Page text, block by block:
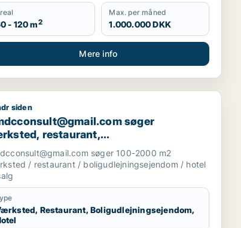
- 120 m2
Max. per måned
1.000.000 DKK
Mere info
til salg i Storkøbenhavn
garage til leje i Hørsholm eller Kokkedal
søger værksted,
siden
søger
restaurant,
eller hotel til salg
søger 100-2000 m2
/ restaurant / boligudlejningsejendom / hotel
Restaurant, Boligudlejningsejendom,